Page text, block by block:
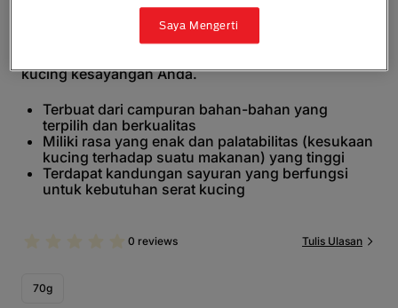
kucing dewasa yang terinpirasi dari resep gourmet
chef. Varian ini mengandung potongan besar tuna
disajikan bersama courgette dan beras utuh yang
kucing kesayangan Anda.
Terbuat dari campuran bahan-bahan yang
terpilih dan berkualitas
Miliki rasa yang enak dan palatabilitas (kesukaan
kucing terhadap suatu makanan) yang tinggi
Terdapat kandungan sayuran yang berfungsi
untuk kebutuhan serat kucing
0 reviews Tulis Ulasan
70g
Saya Mengerti